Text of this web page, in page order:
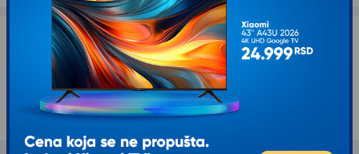
Želite li ponudu za firmu?
Kontaktirajte nas
Opis proizvoda ROWENTA TN9300